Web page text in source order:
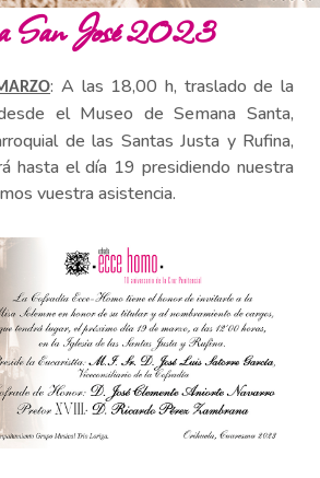
: A las 18,00 h, traslado de la
el Museo de Semana Santa,
de las Santas Justa y Rufina,
hasta el día 19 presidiendo nuestra
vuestra asistencia.
José 2023